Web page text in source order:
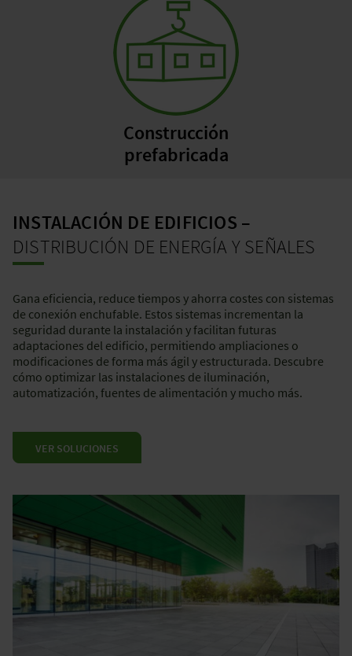
Construcción
prefabricada
INSTALACIÓN DE EDIFICIOS –
DISTRIBUCIÓN DE ENERGÍA Y SEÑALES
Gana eficiencia, reduce tiempos y ahorra costes con sistemas
de conexión enchufable. Estos sistemas incrementan la
seguridad durante la instalación y facilitan futuras
adaptaciones del edificio, permitiendo ampliaciones o
modificaciones de forma más ágil y estructurada. Descubre
cómo optimizar las instalaciones de iluminación,
automatización, fuentes de alimentación y mucho más.
VER SOLUCIONES